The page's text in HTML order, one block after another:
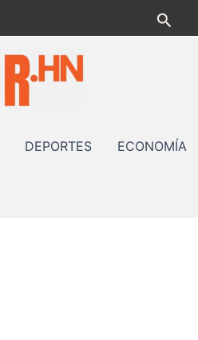
Buscar
DEPORTES ECONOMÍA